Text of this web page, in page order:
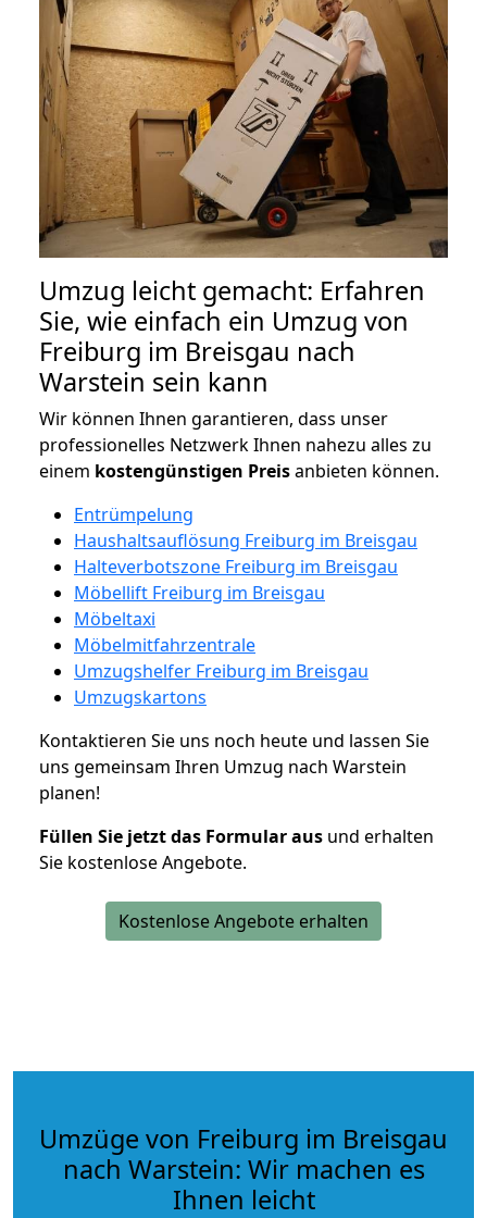
Umzug leicht gemacht: Erfahren
Sie, wie einfach ein Umzug von
Freiburg im Breisgau nach
Warstein sein kann
Wir können Ihnen garantieren, dass unser
professionelles Netzwerk Ihnen nahezu alles zu
einem kostengünstigen Preisanbieten können.
Entrümpelung
Haushaltsauflösung Freiburg im Breisgau
Halteverbotszone Freiburg im Breisgau
Möbellift Freiburg im Breisgau
Möbeltaxi
Möbelmitfahrzentrale
Umzugshelfer Freiburg im Breisgau
Umzugskartons
Kontaktieren Sie uns noch heute und lassen Sie
uns gemeinsam Ihren Umzug nach Warstein
planen!
Füllen Sie jetzt das Formular aus und erhalten
Sie kostenlose Angebote.
Kostenlose Angebote erhalten
Umzüge von Freiburg im Breisgau
nach Warstein: Wir machen es
Ihnen leicht